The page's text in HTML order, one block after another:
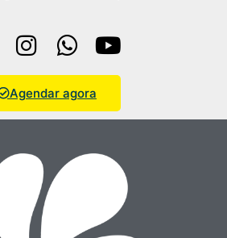
Agendar agora